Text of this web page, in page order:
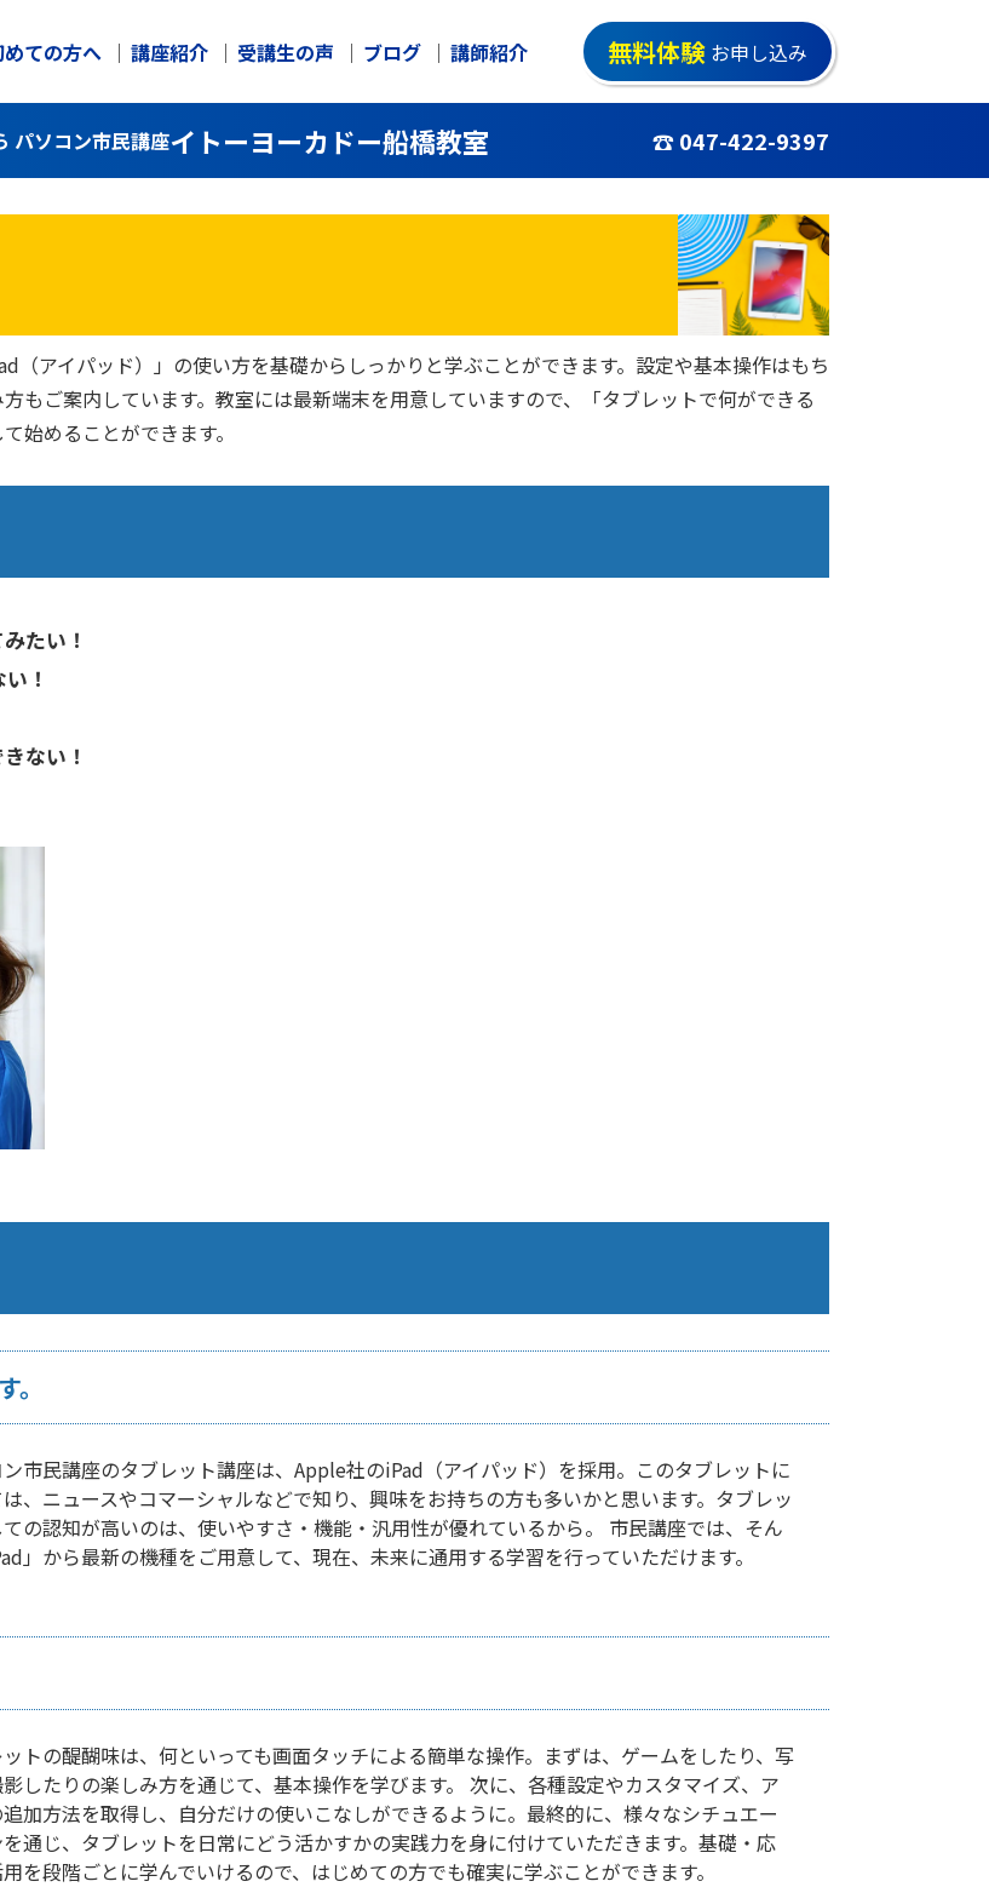
ての方へ 講座紹介 受講生の声 ブログ 講師紹介 無料体験 お申し込み
パソコン市民講座イトーヨーカドー船橋教室 ☎ 047-422-9397
アイパッド）」の使い方を基礎からしっかりと学ぶことができます。設定や基本操作はもち
もご案内しています。教室には最新端末を用意していますので、「タブレットで何ができる
始めることができます。
たい！
！
ない！
市民講座のタブレット講座は、Apple社のiPad（アイパッド）を採用。このタブレットに
、ニュースやコマーシャルなどで知り、興味をお持ちの方も多いかと思います。タブレッ
ての認知が高いのは、使いやすさ・機能・汎用性が優れているから。 市民講座では、そん
」から最新の機種をご用意して、現在、未来に通用する学習を行っていただけます。
トの醍醐味は、何といっても画面タッチによる簡単な操作。まずは、ゲームをしたり、写
したりの楽しみ方を通じて、基本操作を学びます。 次に、各種設定やカスタマイズ、ア
加方法を取得し、自分だけの使いこなしができるように。最終的に、様々なシチュエー
通じ、タブレットを日常にどう活かすかの実践力を身に付けていただきます。基礎・応
を段階ごとに学んでいけるので、はじめての方でも確実に学ぶことができます。